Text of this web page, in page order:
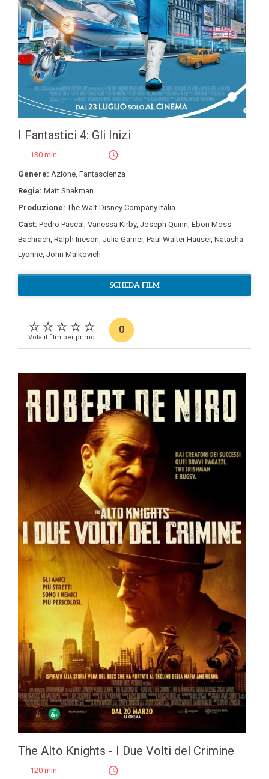
I Fantastici 4: Gli Inizi
130 min
Genere: Azione, Fantascienza
Regia: Matt Shakman
Produzione:The Walt Disney Company Italia
Cast: Pedro Pascal , Vanessa Kirby, Joseph Quinn, Ebon Moss-
Bachrach, Ralph Ineson, Julia Garner, Paul Walter Hauser, Natasha
Lyonne, John Malkovich
SCHEDA FILM
Vota il film per primo
0
The Alto Knights - I Due Volti del Crimine
120 min